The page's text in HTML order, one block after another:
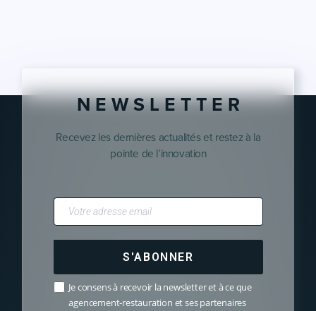
N E W S L E T T E R
Recevez les dernières actualités et restez à la
pointe de l’innovation
S'ABONNER
Je consens à recevoir la newsletter et à ce que
agencement-restauration et ses partenaires